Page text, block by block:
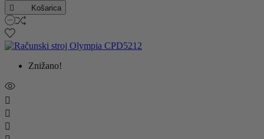
 Košarica
Znižano!


